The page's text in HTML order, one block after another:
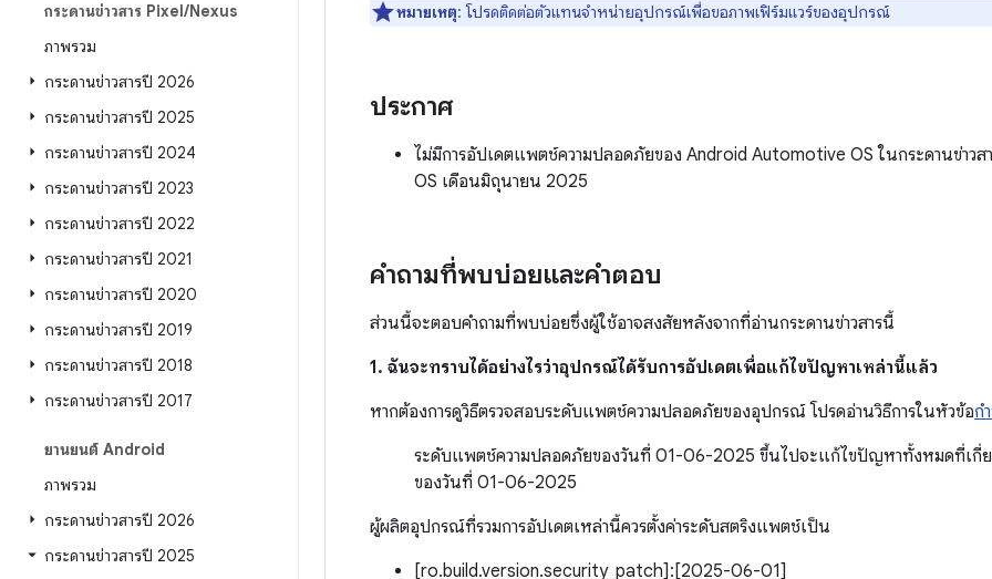
กระดานข่าวสาร Pixel/Nexus
ภาพรวม
กระดานข่าวสารปี 2026
กระดานข่าวสารปี 2025
กระดานข่าวสารปี 2024
กระดานข่าวสารปี 2023
กระดานข่าวสารปี 2022
กระดานข่าวสารปี 2021
กระดานข่าวสารปี 2020
กระดานข่าวสารปี 2019
กระดานข่าวสารปี 2018
กระดานข่าวสารปี 2017
ยานยนต์ Android
ภาพรวม
กระดานข่าวสารปี 2026
กระดานข่าวสารปี 2025
หมายเหตุ: โปรดติดต่อตัวแทนจำหน่ายอุปกรณ์เพื่อขอภาพเฟิร์มแวร์ของอุปกรณ์
ประกาศ
ไม่มีการอัปเดตแพตช์ความปลอดภัยของ Android Automotive OS ในกระดานข่าว
OS เดือนมิถุนายน 2025
คำถามที่พบบ่อยและคำตอบ
ส่วนนี้จะตอบคำถามที่พบบ่อยซึ่งผู้ใช้อาจสงสัยหลังจากที่อ่านกระดานข่าวสารนี้
1. ฉันจะทราบได้อย่างไรว่าอุปกรณ์ได้รับการอัปเดตเพื่อแก้ไขปัญหาเหล่านี้แล้ว
หากต้องการดูวิธีตรวจสอบระดับแพตช์ความปลอดภัยของอุปกรณ์ โปรดอ่านวิธีการในหัวข้อก
ระดับแพตช์ความปลอดภัยของวันที่ 01-06-2025 ขึ้นไปจะแก้ไขปัญหาทั้งหมดที่เกี่
ของวันที่ 01-06-2025
ผู้ผลิตอุปกรณ์ที่รวมการอัปเดตเหล่านี้ควรตั้งค่าระดับสตริงแพตช์เป็น
[ro.build.version.security_patch]:[2025-06-01]